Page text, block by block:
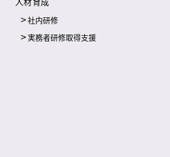
社内研修
実務者研修取得支援